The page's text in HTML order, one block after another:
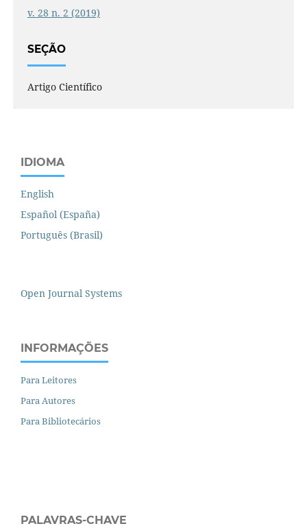
v. 28 n. 2 (2019)
SEÇÃO
Artigo Científico
IDIOMA
English
Español (España)
Português (Brasil)
Open Journal Systems
INFORMAÇÕES
Para Leitores
Para Autores
Para Bibliotecários
PALAVRAS-CHAVE